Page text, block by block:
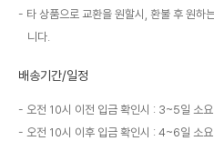
타 상품으로 교환을 원할시, 환불 후 원하
니다.
배송기간/일정
오전 10시 이전 입금 확인시 : 3~5일 소요
오전 10시 이후 입금 확인시 : 4~6일 소요